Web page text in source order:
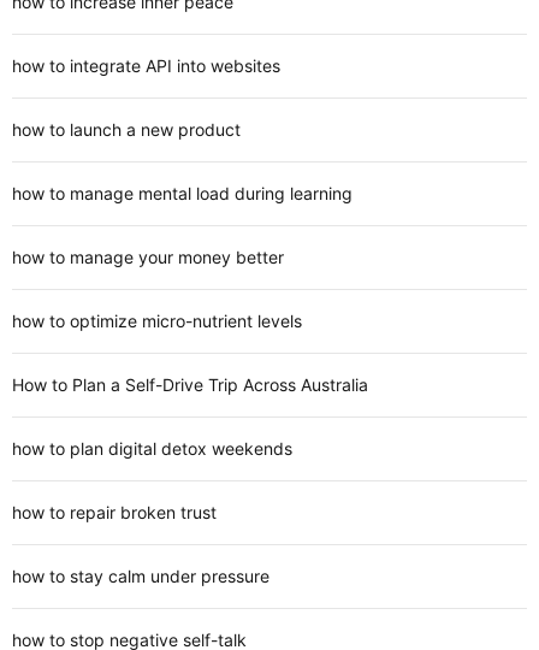
how to integrate API into websites
how to launch a new product
how to manage mental load during learning
how to manage your money better
how to optimize micro-nutrient levels
How to Plan a Self-Drive Trip Across Australia
how to plan digital detox weekends
how to repair broken trust
how to stay calm under pressure
how to stop negative self-talk